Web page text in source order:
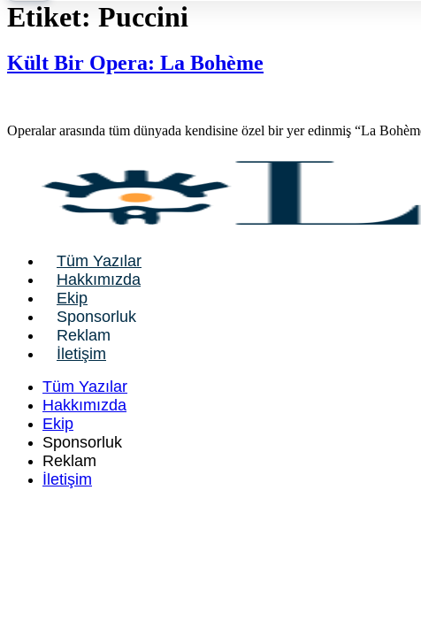
Etiket: Puccini
Kült Bir Opera: La Bohème
Operalar arasında tüm dünyada kendisine özel bir yer edinmiş “La
Tüm Yazılar
Hakkımızda
Ekip
Sponsorluk
Reklam
İletişim
Tüm Yazılar
Hakkımızda
Ekip
Sponsorluk
Reklam
İletişim